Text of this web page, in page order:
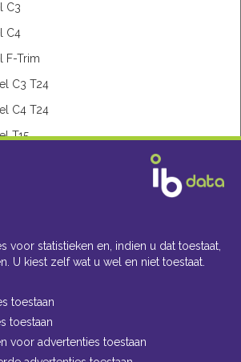
C3
C4
F-Trim
C3 T24
C4 T24
T15
trim
trimKantoor
voor statistieken en, indien u dat toestaat,
U kiest zelf wat u wel en niet toestaat.
toestaan
toestaan
voor advertenties toestaan